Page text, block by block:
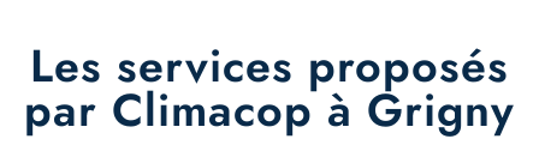
Les services proposés
par Climacop à Grigny